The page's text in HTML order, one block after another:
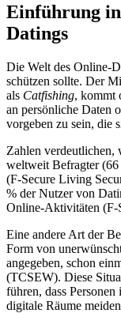
Einführung
Datings
Die Welt des Online-
schützen sollte. Der
als Catfishing, kommt
an persönliche Daten
vorgeben zu sein, die
Zahlen verdeutlichen,
weltweit Befragter (66
(F-Secure Living
% der Nutzer von
Online-Aktivitäten (F-
Eine andere Art der
Form von
angegeben, schon
(TCSEW). Diese
führen, dass
digitale Räume